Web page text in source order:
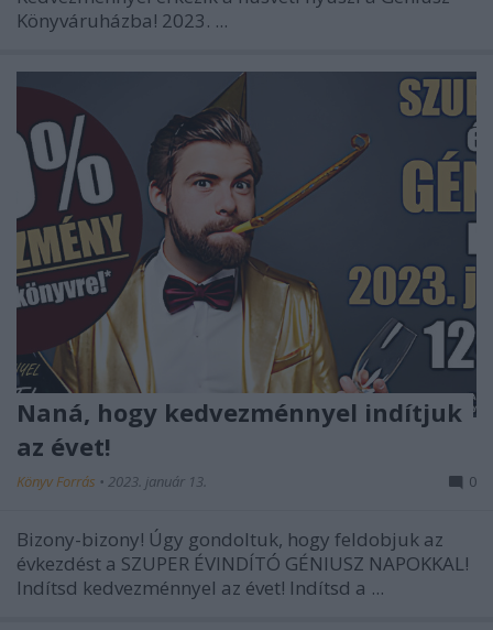
Könyváruházba! 2023. ...
Naná, hogy kedvezménnyel indítjuk
az évet!
Könyv Forrás • 2023. január 13. 0
Bizony-bizony! Úgy gondoltuk, hogy feldobjuk az
évkezdést a SZUPER ÉVINDÍTÓ GÉNIUSZ NAPOKKAL!
Indítsd kedvezménnyel az évet! Indítsd a ...